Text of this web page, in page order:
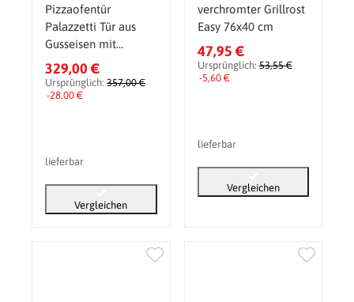
Pizzaofentür
Palazzetti Tür aus
Gusseisen mit
Sichtglas und
Thermometer
329,00 €
Ursprünglich: 357,00 €
-28,00 €
lieferbar
Vergleichen
verchromter Grillrost
Easy 76x40 cm
47,95 €
Ursprünglich:53,55 €
-5,60 €
lieferbar
Vergleichen